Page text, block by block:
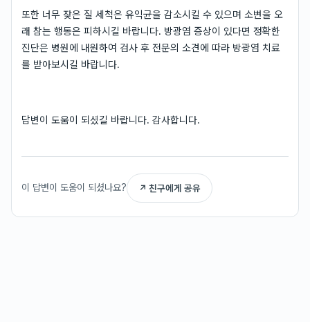
또한 너무 잦은 질 세척은 유익균을 감소시킬 수 있으며 소변을 오
래 참는 행동은 피하시길 바랍니다. 방광염 증상이 있다면 정확한
진단은 병원에 내원하여 검사 후 전문의 소견에 따라 방광염 치료
를 받아보시길 바랍니다.
답변이 도움이 되셨길 바랍니다. 감사합니다.
이 답변이 도움이 되셨나요? ↗ 친구에게 공유